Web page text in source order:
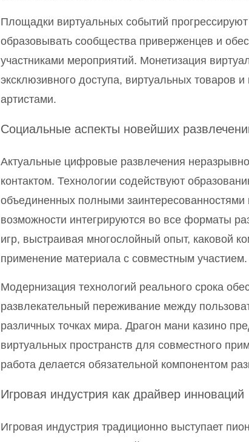
Площадки виртуальных событий
образовывать сообщества приверженцев и
участниками мероприятий. Монетизация
эксклюзивного доступа, виртуальных товаров
артистами.
Социальные аспекты новейших
Актуальные цифровые развлечения
контактом. Технологии содействуют
объединенных полными
возможности интегрируются во все форматы
игр, выстраивая многослойный опыт, каковой
применение материала с совместным участием.
Модернизация технологий реального срока
развлекательный переживание между
различных точках мира. Драгон мани казино
виртуальных пространств для совместного
работа делается обязательной компонентом
Игровая индустрия как драйвер инноваций
Игровая индустрия традиционно выступает